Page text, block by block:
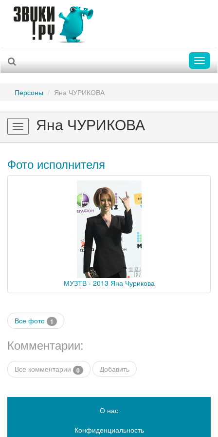
Персоны Яна ЧУРИКОВА
Toggle
navigation
Яна ЧУРИКОВА
Фото исполнителя
МУЗТВ - 2013 Яна Чурикова
Все фото 1
Комментарии:
Все комментарии 0 Добавить
О нас
Конфиденциальность